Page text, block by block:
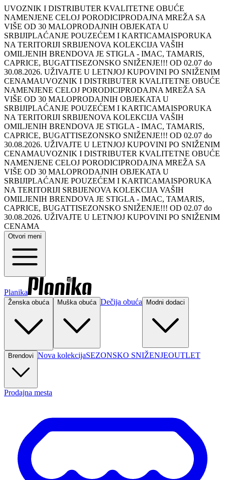
UVOZNIK I DISTRIBUTER KVALITETNE OBUĆE
NAMENJENE CELOJ PORODICIPRODAJNA MREŽA SA
VIŠE OD 30 MALOPRODAJNIH OBJEKATA U
SRBIJIPLAĆANJE POUZEĆEM I KARTICAMAISPORUKA
NA TERITORIJI SRBIJENOVA KOLEKCIJA VAŠIH
OMILJENIH BRENDOVA JE STIGLA - IMAC, TAMARIS,
CAPRICE, BUGATTISEZONSKO SNIŽENJE!!! OD 02.07 do
30.08.2026. UŽIVAJTE U LETNJOJ KUPOVINI PO SNIŽENIM
CENAMAUVOZNIK I DISTRIBUTER KVALITETNE OBUĆE
NAMENJENE CELOJ PORODICIPRODAJNA MREŽA SA
VIŠE OD 30 MALOPRODAJNIH OBJEKATA U
SRBIJIPLAĆANJE POUZEĆEM I KARTICAMAISPORUKA
NA TERITORIJI SRBIJENOVA KOLEKCIJA VAŠIH
OMILJENIH BRENDOVA JE STIGLA - IMAC, TAMARIS,
CAPRICE, BUGATTISEZONSKO SNIŽENJE!!! OD 02.07 do
30.08.2026. UŽIVAJTE U LETNJOJ KUPOVINI PO SNIŽENIM
CENAMAUVOZNIK I DISTRIBUTER KVALITETNE OBUĆE
NAMENJENE CELOJ PORODICIPRODAJNA MREŽA SA
VIŠE OD 30 MALOPRODAJNIH OBJEKATA U
SRBIJIPLAĆANJE POUZEĆEM I KARTICAMAISPORUKA
NA TERITORIJI SRBIJENOVA KOLEKCIJA VAŠIH
OMILJENIH BRENDOVA JE STIGLA - IMAC, TAMARIS,
CAPRICE, BUGATTISEZONSKO SNIŽENJE!!! OD 02.07 do
30.08.2026. UŽIVAJTE U LETNJOJ KUPOVINI PO SNIŽENIM
CENAMA
Otvori meni
Planika
Ženska obuća Muška obuća Dečija obuća Modni dodaci
Brendovi Nova kolekcijaSEZONSKO SNIŽENJEOUTLET
Prodajna mesta